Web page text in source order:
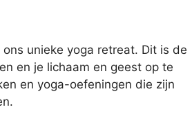
unieke yoga retreat. Dit is de
en je lichaam en geest op te
en yoga-oefeningen die zijn